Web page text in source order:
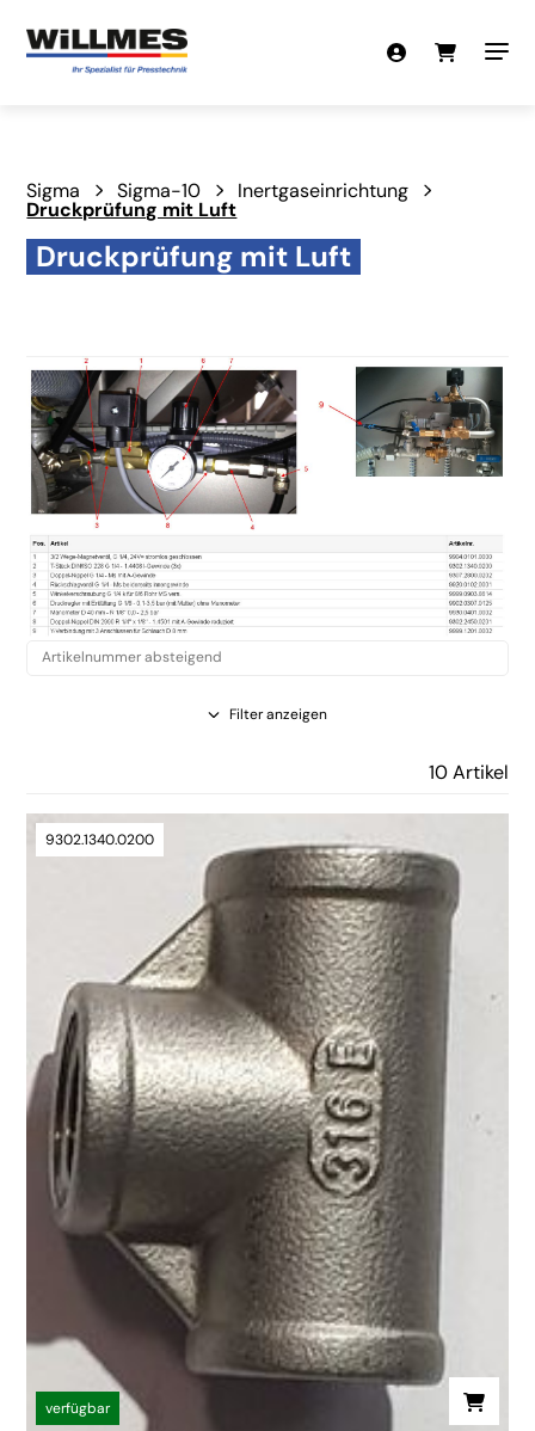
Sigma Sigma-10 Inertgaseinrichtung
Druckprüfung mit Luft
Druckprüfung mit Luft
Filter anzeigen
10 Artikel
9302.1340.0200
verfügbar